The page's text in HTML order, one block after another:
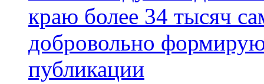
краю более 34 тысяч
добровольно
публикации